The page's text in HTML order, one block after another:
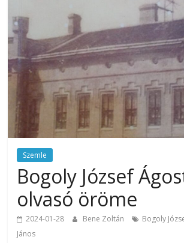
Szemle
Bogoly József
olvasó öröme
2024-01-28 Bene Zoltán Bogoly
János